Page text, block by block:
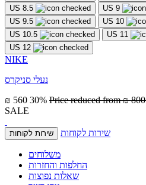
US 8.5
US 9
US 9.5
US 10
US 10.5
US 11
US 12
NIKE
נעלי סניקרס
₪ 560 30% Price reduced from₪ 800
SALE
שירות לקוחות שירות לקוחות
משלוחים
החלפות והחזרות
שאלות נפוצות